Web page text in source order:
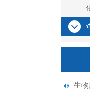
生物